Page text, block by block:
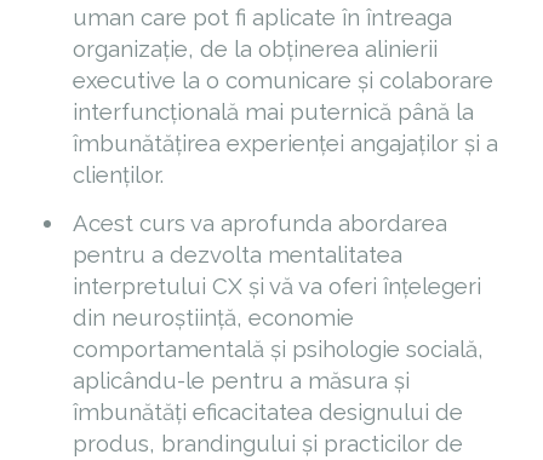
uman care pot fi aplicate în întreaga
organizație, de la obținerea alinierii
executive la o comunicare și colaborare
interfuncțională mai puternică până la
îmbunătățirea experienței angajaților și a
clienților.
Acest curs va aprofunda abordarea
pentru a dezvolta mentalitatea
interpretului CX și vă va oferi înțelegeri
din neuroștiință, economie
comportamentală și psihologie socială,
aplicându-le pentru a măsura și
îmbunătăți eficacitatea designului de
produs, brandingului și practicilor de